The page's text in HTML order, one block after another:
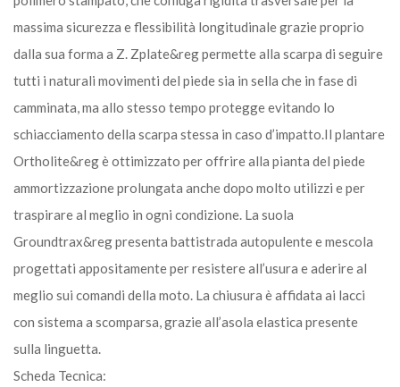
massima sicurezza e flessibilità longitudinale grazie proprio
dalla sua forma a Z. Zplate&reg permette alla scarpa di seguire
tutti i naturali movimenti del piede sia in sella che in fase di
camminata, ma allo stesso tempo protegge evitando lo
schiacciamento della scarpa stessa in caso d’impatto.Il plantare
Ortholite&reg è ottimizzato per offrire alla pianta del piede
ammortizzazione prolungata anche dopo molto utilizzi e per
traspirare al meglio in ogni condizione. La suola
Groundtrax&reg presenta battistrada autopulente e mescola
progettati appositamente per resistere all’usura e aderire al
meglio sui comandi della moto. La chiusura è affidata ai lacci
con sistema a scomparsa, grazie all’asola elastica presente
sulla linguetta.
Scheda Tecnica: